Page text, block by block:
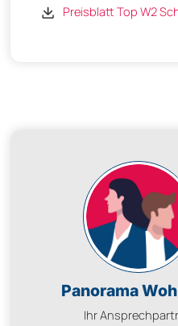
Preisblatt Top W2
Panorama
Ihr